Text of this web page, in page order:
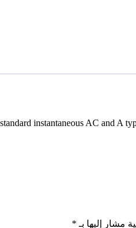
instantaneous AC and A
مشار إليها بـ *